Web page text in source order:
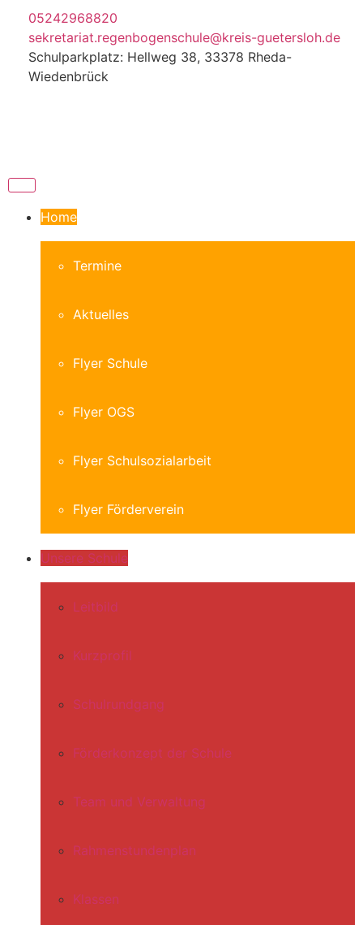
05242968820
sekretariat.regenbogenschule@kreis-guetersloh.de
Schulparkplatz: Hellweg 38, 33378 Rheda-
Wiedenbrück
Home
Termine
Aktuelles
Flyer Schule
Flyer OGS
Flyer Schulsozialarbeit
Flyer Förderverein
Unsere Schule
Leitbild
Kurzprofil
Schulrundgang
Förderkonzept der Schule
Team und Verwaltung
Rahmenstundenplan
Klassen